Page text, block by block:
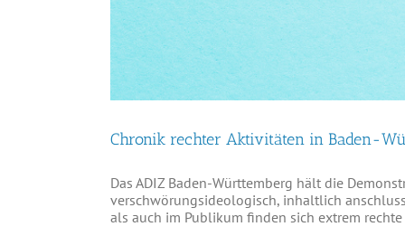
Chronik rechter Aktivitäten in Baden-
Das ADIZ Baden-Württemberg hält die
verschwörungsideologisch, inhaltlich
als auch im Publikum finden sich extrem